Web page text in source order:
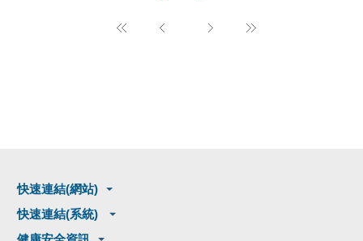
快速連結(網站)
快速連結(系統)